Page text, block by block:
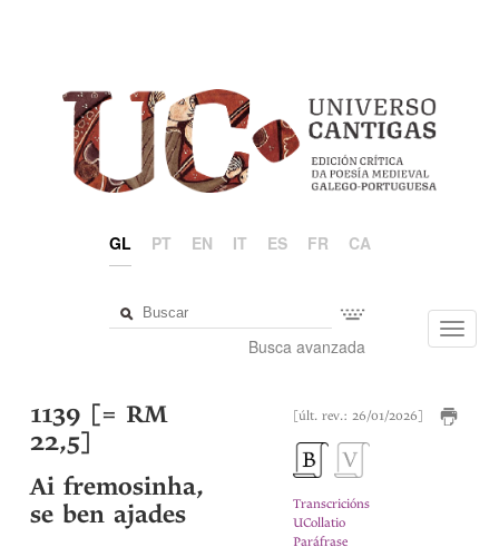
GL PT EN IT ES FR CA
Busca avanzada
[últ. rev.: 26/01/2026]
Transcricións
UCollatio
Paráfrase
1139 [= RM
22,5]
Ai fremosinha,
se ben ajades